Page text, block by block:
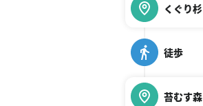
くぐり杉
徒歩
苔むす森